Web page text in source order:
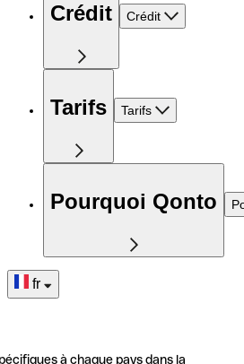
Crédit Crédit
Tarifs Tarifs
Pourquoi Qonto
fr
à chaque pays dans la